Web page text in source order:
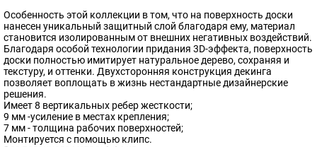
Особенность этой коллекции в том, что на поверхность доски
нанесен уникальный защитный слой благодаря ему, материал
становится изолированным от внешних негативных воздействий.
Благодаря особой технологии придания 3D-эффекта, поверхность
доски полностью имитирует натуральное дерево, сохраняя и
текстуру, и оттенки. Двухсторонняя конструкция декинга
позволяет воплощать в жизнь нестандартные дизайнерские
решения.
Имеет 8 вертикальных ребер жесткости;
9 мм -усиление в местах крепления;
7 мм - толщина рабочих поверхностей;
Монтируется с помощью клипс.